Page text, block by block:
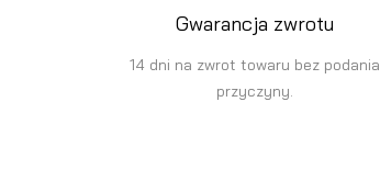
Gwarancja zwrotu
14 dni na zwrot towaru bez podania
przyczyny.